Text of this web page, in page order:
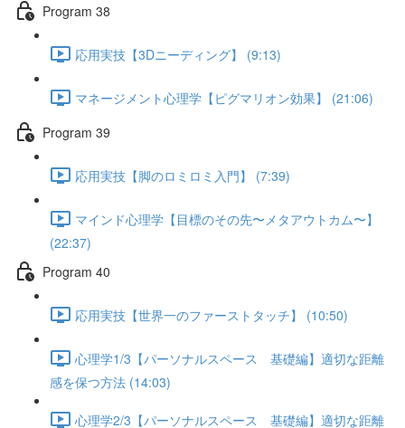
Program 38
応用実技【3Dニーディング】 (9:13)
マネージメント心理学【ピグマリオン効果】 (21:06)
Program 39
応用実技【脚のロミロミ入門】 (7:39)
マインド心理学【目標のその先〜メタアウトカム〜】
(22:37)
Program 40
応用実技【世界一のファーストタッチ】 (10:50)
心理学1/3【パーソナルスペース 基礎編】適切な距離
感を保つ方法 (14:03)
心理学2/3【パーソナルスペース 基礎編】適切な距離